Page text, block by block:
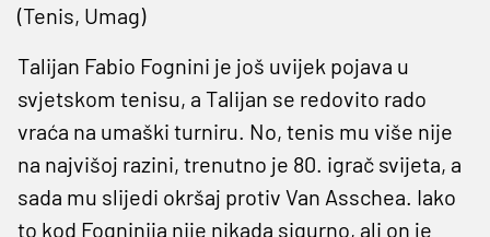
(Tenis, Umag)
Talijan Fabio Fognini je još uvijek pojava u
svjetskom tenisu, a Talijan se redovito rado
vraća na umaški turniru. No, tenis mu više nije
na najvišoj razini, trenutno je 80. igrač svijeta, a
sada mu slijedi okršaj protiv Van Asschea. Iako
to kod Fogninija nije nikada sigurno, ali on je